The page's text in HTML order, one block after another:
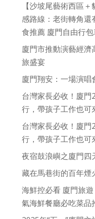
【沙坡尾藝術西區
感路線：老街轉角
食推薦 廈門自由行
廈門市推動演藝經
旅盛宴
廈門翔安：一場演
台灣家長必收！廈
行，帶孩子工作也可
台灣家長必收！廈
行，帶孩子工作也可
夜宿鼓浪嶼之廈門四
藏在馬巷街的百年煙
海鮮控必看 廈門旅
氣海鮮餐廳必吃菜品